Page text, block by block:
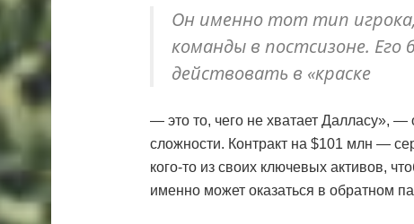
Он именно тот тип
команды в постсизоне. Его
действовать в «краске
— это то, чего не хватает Далласу», —
сложности. Контракт на $101 млн —
кого-то из своих ключевых активов,
именно может оказаться в обратном